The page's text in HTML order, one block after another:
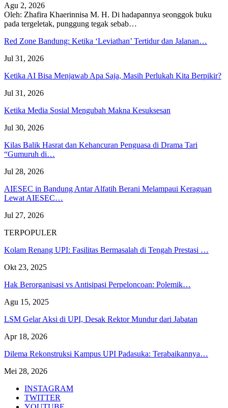
Agu 2, 2026
Oleh: Zhafira Khaerinnisa M. H. Di hadapannya seonggok buku
pada tergeletak, punggung tegak sebab…
Red Zone Bandung: Ketika ‘Leviathan’ Tertidur dan Jalanan…
Jul 31, 2026
Ketika AI Bisa Menjawab Apa Saja, Masih Perlukah Kita Berpikir?
Jul 31, 2026
Ketika Media Sosial Mengubah Makna Kesuksesan
Jul 30, 2026
Kilas Balik Hasrat dan Kehancuran Penguasa di Drama Tari
“Gumuruh di…
Jul 28, 2026
AIESEC in Bandung Antar Alfatih Berani Melampaui Keraguan
Lewat AIESEC…
Jul 27, 2026
TERPOPULER
Kolam Renang UPI: Fasilitas Bermasalah di Tengah Prestasi …
Okt 23, 2025
Hak Berorganisasi vs Antisipasi Perpeloncoan: Polemik…
Agu 15, 2025
LSM Gelar Aksi di UPI, Desak Rektor Mundur dari Jabatan
Apr 18, 2026
Dilema Rekonstruksi Kampus UPI Padasuka: Terabaikannya…
Mei 28, 2026
INSTAGRAM
TWITTER